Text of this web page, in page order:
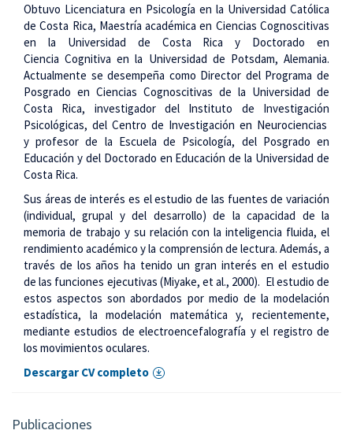
Obtuvo Licenciatura en Psicología en la Universidad Católica
de Costa Rica, Maestría académica en Ciencias Cognoscitivas
en la Universidad de Costa Rica y Doctorado en
Ciencia Cognitiva en la Universidad de Potsdam, Alemania.
Actualmente se desempeña como Director del Programa de
Posgrado en Ciencias Cognoscitivas de la Universidad de
Costa Rica, investigador del Instituto de Investigación
Psicológicas, del Centro de Investigación en Neurociencias
y profesor de la Escuela de Psicología, del Posgrado en
Educación y del Doctorado en Educación de la Universidad de
Costa Rica.
Sus áreas de interés es el estudio de las fuentes de variación
(individual, grupal y del desarrollo) de la capacidad de la
memoria de trabajo y su relación con la inteligencia fluida, el
rendimiento académico y la comprensión de lectura. Además, a
través de los años ha tenido un gran interés en el estudio
de las funciones ejecutivas (Miyake, et al., 2000). El estudio de
estos aspectos son abordados por medio de la modelación
estadística, la modelación matemática y, recientemente,
mediante estudios de electroencefalografía y el registro de
los movimientos oculares.
Descargar CV completo
Publicaciones